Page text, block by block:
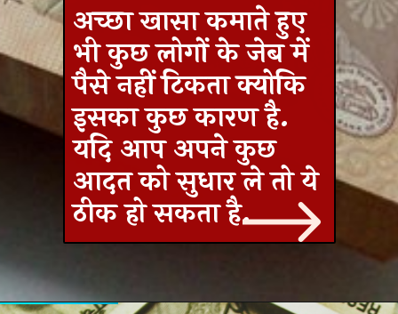
अच्छा खासा कमाते हुए
भी कुछ लोगों के जेब में
पैसे नहीं टिकता क्योकि
इसका कुछ कारण है.
यदि आप अपने कुछ
आदत को सुधार ले तो ये
ठीक हो सकता है.